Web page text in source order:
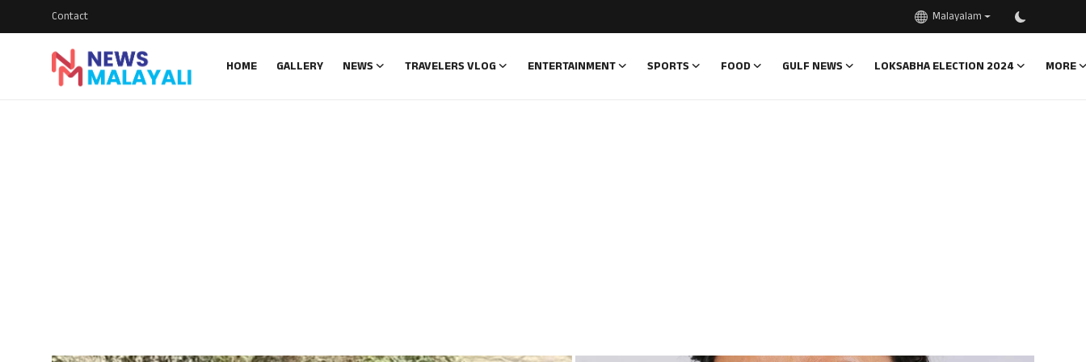
Contact Malayalam
HOME GALLERY NEWS TRAVELERS VLOG ENTERTAINMENT SPORTS FOOD GULF NEWS LOKSABHA ELECTION 2024 MORE